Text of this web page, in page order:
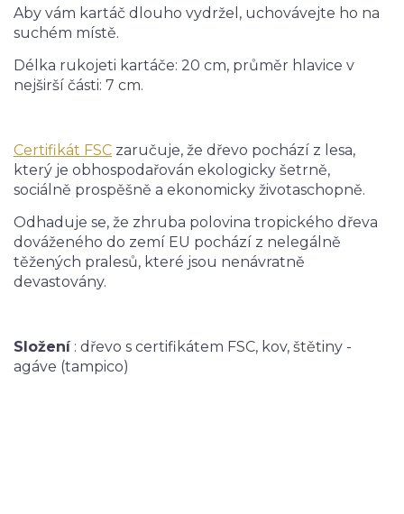
Aby vám kartáč dlouho vydržel, uchovávejte ho na
suchém místě.
Délka rukojeti kartáče: 20 cm, průměr hlavice v
nejširší části: 7 cm.
Certifikát FSC zaručuje, že dřevo pochází z lesa,
který je obhospodařován ekologicky šetrně,
sociálně prospěšně a ekonomicky životaschopně.
Odhaduje se, že zhruba polovina tropického dřeva
dováženého do zemí EU pochází z nelegálně
těžených pralesů, které jsou nenávratně
devastovány.
Složení: dřevo s certifikátem FSC, kov, štětiny -
agáve (tampico)